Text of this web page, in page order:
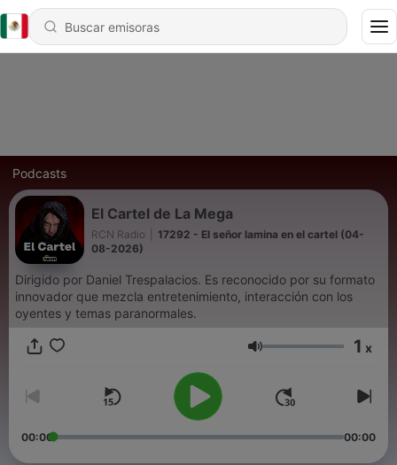
Podcasts
El Cartel de La Mega
RCN Radio
17292 - El señor lamina en el cartel (04-
08-2026)
Dirigido por Daniel Trespalacios. Es reconocido por su formato
innovador que mezcla entretenimiento, interacción con los
oyentes y temas paranormales.
Volumen 1 x
00:00 00:00